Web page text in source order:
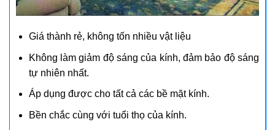
Giá thành rẻ, không tốn nhiều vật liệu
Không làm giảm độ sáng của kính, đảm bảo độ sáng
tự nhiên nhất.
Áp dụng được cho tất cả các bề mặt kính.
Bền chắc cùng với tuổi thọ của kính.